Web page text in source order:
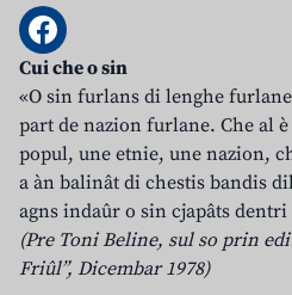
Cui che o sin
«O sin furlans di lenghe
part de nazion furlane. Che al
popul, une etnie, une nazion,
a àn balinât di chestis bandis
agns indaûr o sin cjapâts
(Pre Toni Beline, sul so prin
Friûl”, Dicembar 1978)